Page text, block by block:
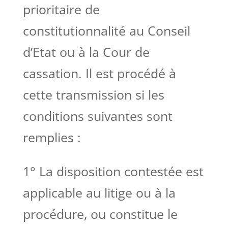
prioritaire de
constitutionnalité au Conseil
d’Etat ou à la Cour de
cassation. Il est procédé à
cette transmission si les
conditions suivantes sont
remplies :
1° La disposition contestée est
applicable au litige ou à la
procédure, ou constitue le